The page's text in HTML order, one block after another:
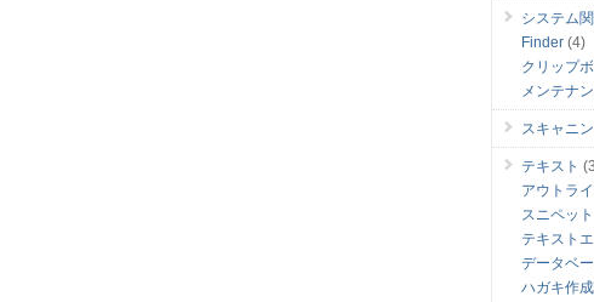
システム
Finder (4)
クリップ
メンテナ
スキャニ
テキスト
アウトラ
スニペット
テキスト
データベ
ハガキ作成